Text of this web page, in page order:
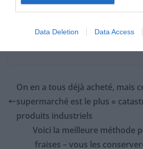
Data Deletion Data Access
Lire la suite…
Source : Journal des femmes
On en a tous déjà acheté, mais
supermarché est le plus «
produits industriels
Voici la meilleure méthode
fraises – vous les